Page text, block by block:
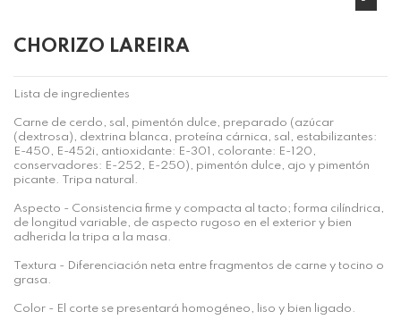
CHORIZO LAREIRA
Lista de ingredientes
Carne de cerdo, sal, pimentón dulce, preparado (azúcar
(dextrosa), dextrina blanca, proteína cárnica, sal, estabilizantes:
E-450, E-452i, antioxidante: E-301, colorante: E-120,
conservadores: E-252, E-250), pimentón dulce, ajo y pimentón
picante. Tripa natural.
Aspecto - Consistencia firme y compacta al tacto; forma cilíndrica,
de longitud variable, de aspecto rugoso en el exterior y bien
adherida la tripa a la masa.
Textura - Diferenciación neta entre fragmentos de carne y tocino o
grasa.
Color - El corte se presentará homogéneo, liso y bien ligado.